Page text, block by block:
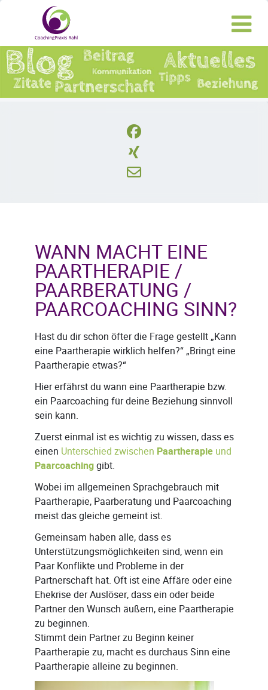
WANN MACHT EINE
PAARTHERAPIE /
PAARBERATUNG /
PAARCOACHING SINN?
Hast du dir schon öfter die Frage gestellt „Kann
eine Paartherapie wirklich helfen?“ „Bringt eine
Paartherapie etwas?“
Hier erfährst du wann eine Paartherapie bzw.
ein Paarcoaching für deine Beziehung sinnvoll
sein kann.
Zuerst einmal ist es wichtig zu wissen, dass es
einen Unterschied zwischen Paartherapie und
Paarcoachinggibt.
Wobei im allgemeinen Sprachgebrauch mit
Paartherapie, Paarberatung und Paarcoaching
meist das gleiche gemeint ist.
Gemeinsam haben alle, dass es
Unterstützungsmöglichkeiten sind, wenn ein
Paar Konflikte und Probleme in der
Partnerschaft hat. Oft ist eine Affäre oder eine
Ehekrise der Auslöser, dass ein oder beide
Partner den Wunsch äußern, eine Paartherapie
zu beginnen.
Stimmt dein Partner zu Beginn keiner
Paartherapie zu, macht es durchaus Sinn eine
Paartherapie alleine zu beginnen.